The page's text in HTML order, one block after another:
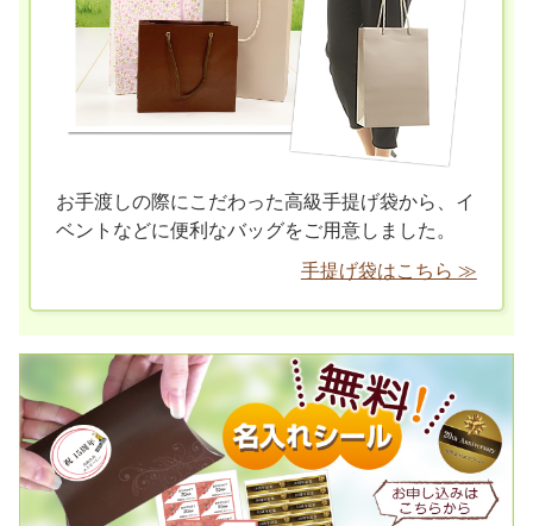
お手渡しの際にこだわった高級手提げ袋から、イ
ベントなどに便利なバッグをご用意しました。
手提げ袋はこちら ≫